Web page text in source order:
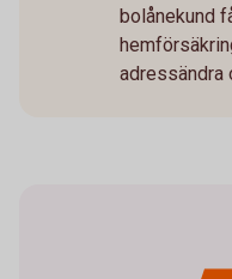
bolånekund
adressändra